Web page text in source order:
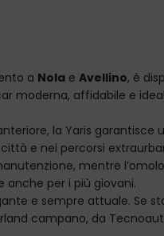
a Nola e Avellino, è
moderna, affidabile e
la Yaris garantisce
e nei percorsi
mentre
per i più giovani.
e sempre attuale. Se
campano, da